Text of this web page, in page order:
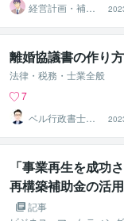
経営計画・補助
金相談所
離婚協議書の作り
法律・税務・士業全般
7
ベル行政書士事
務所＠鹿のいる
県の代書屋
「事業再生を成功
再構築補助金の活
記事